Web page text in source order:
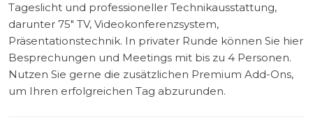
Tageslicht und professioneller Technikausstattung,
darunter 75″ TV, Videokonferenzsystem,
Präsentationstechnik. In privater Runde können Sie hier
Besprechungen und Meetings mit bis zu 4 Personen.
Nutzen Sie gerne die zusätzlichen Premium Add-Ons,
um Ihren erfolgreichen Tag abzurunden.